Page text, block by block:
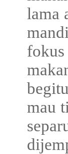
lama
mau